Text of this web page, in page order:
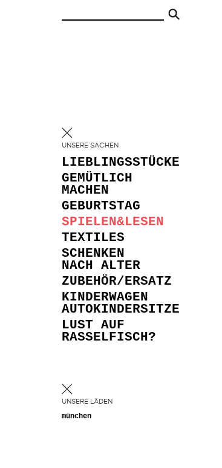
UNSERE SACHEN
LIEBLINGSSTÜCKE
GEMÜTLICH
MACHEN
GEBURTSTAG
SPIELEN&LESEN
TEXTILES
SCHENKEN
NACH ALTER
ZUBEHÖR/ERSATZ
KINDERWAGEN
AUTOKINDERSITZE
LUST AUF
RASSELFISCH?
UNSERE LÄDEN
münchen